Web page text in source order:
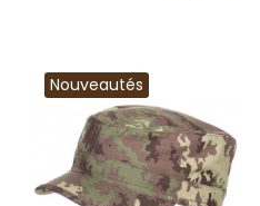
Nouveautés